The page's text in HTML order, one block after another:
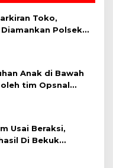
Toko,
Polsek
Anak di Bawah
tim Opsnal
Siak-Polda Riau
Usai Beraksi,
Di Bekuk